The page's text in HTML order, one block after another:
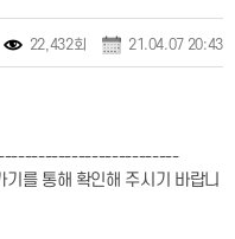
22,432회 21.04.07 20:43
를 통해 확인해 주시기 바랍니